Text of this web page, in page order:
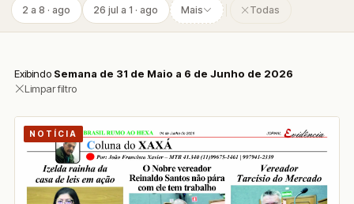
2 a 8 · ago 26 jul a 1 · ago Mais Todas
Exibindo Semana de 31 de Maio a 6 de Junho de 2026
Limpar filtro
NOTÍCIA